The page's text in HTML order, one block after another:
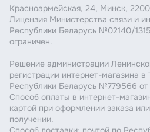
Красноармейская, 24, Минск,
Лицензия Министерства связи и
Республики Беларусь №02140/
ограничен.
Решение администрации
регистрации интернет-магазина в
Республики Беларусь №779566 от
Способ оплаты в интернет-
картой при оформлении заказа
получении.